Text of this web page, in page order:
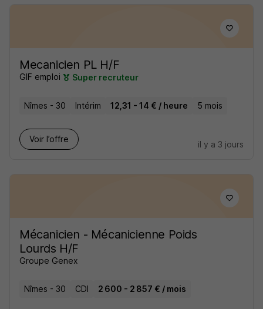
Mecanicien PL H/F
GIF emploi Super recruteur
Nîmes - 30 Intérim 12,31 - 14 € / heure 5 mois
Voir l’offre
il y a 3 jours
Mécanicien - Mécanicienne Poids
Lourds H/F
Groupe Genex
Nîmes - 30 CDI 2 600 - 2 857 € / mois